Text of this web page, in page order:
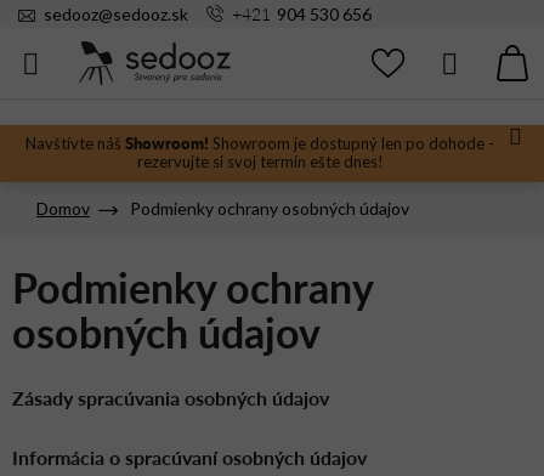
Prejsť
Navštívte náš Showroom! Showroom je dostupný len po dohode -
rezervujte si svoj termín ešte dnes!
sedooz@sedooz.sk +421 904 530 656
Hľadať
Domov Podmienky ochrany osobných údajov
Podmienky ochrany
osobných údajov
Zásady spracúvania osobných údajov
Informácia o spracúvaní osobných údajov